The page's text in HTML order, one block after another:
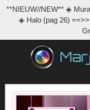
Ga
direct
de
hoofdinhoud
**NIEUW//NEW** ◈
◈ Halo (pag 26)